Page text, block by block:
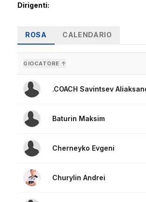
Dirigenti:
ROSA CALENDARIO
GIOCATORE ↑
.COACH Savintsev
Baturin Maksim
Cherneyko Evgeni
Churylin Andrei